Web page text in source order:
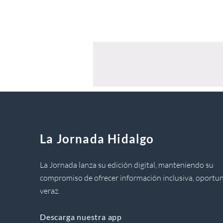
La Jornada Hidalgo
La Jornada lanza su edición digital, manteniendo su
compromiso de ofrecer información inclusiva,
veraz.
Descarga nuestra app